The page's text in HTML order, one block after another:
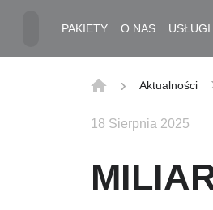
PAKIETY O NAS USŁUGI
Aktualności
18 Sierpnia 2025